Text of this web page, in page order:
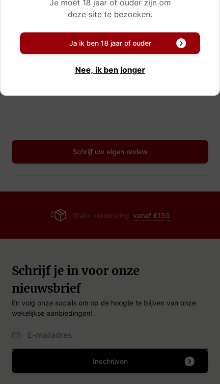
Schrijf uw eigen review
Gratis verzending vanaf €150
Schrijf je in voor onze
nieuwsbrief
En volg onze socials om op de hoogte te blijven van onze
wekelijkse aanbiedingen!
Inschrijven
Je moet 18 jaar of ouder zijn om
deze site te bezoeken.
Ja ik ben 18 jaar of ouder
Nee, ik ben jonger